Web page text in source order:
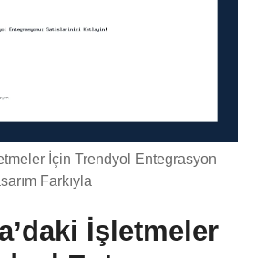
İçin Trendyol Entegrasyon
Farkıyla
İşletmeler